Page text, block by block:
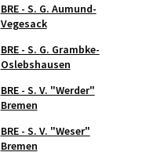
BRE - S. G. Aumund-
Vegesack
BRE - S. G. Grambke-
Oslebshausen
BRE - S. V. "Werder"
Bremen
BRE - S. V. "Weser"
Bremen